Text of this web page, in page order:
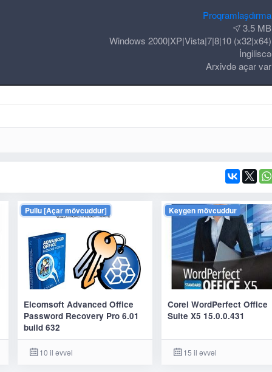
Proqramlaşdırma
3.5 MB
Windows 2000|XP|Vista|7|8|10 (x32|x64)
İngiliscə
Arxivdə açar var
Pullu [Açar mövcuddur]
Elcomsoft Advanced Office
Password Recovery Pro 6.01
build 632
10 il əvvəl
Keygen mövcuddur
Corel WordPerfect Office
Suite X5 15.0.0.431
15 il əvvəl